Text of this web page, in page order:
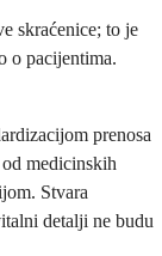
skraćenice; to je
o pacijentima.
prenosa
medicinskih
Stvara
detalji ne budu